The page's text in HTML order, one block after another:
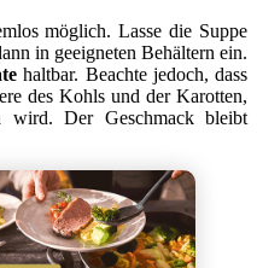
möglich. Lasse die Suppe
in geeigneten Behältern ein.
haltbar. Beachte jedoch, dass
des Kohls und der Karotten,
wird. Der Geschmack bleibt